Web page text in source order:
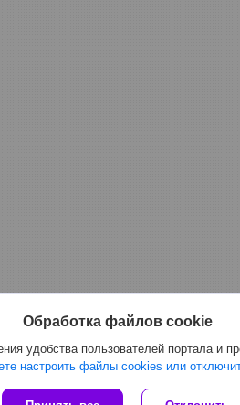
Обработка файлов cookie
удобства пользователей портала и
настроить файлы cookies или